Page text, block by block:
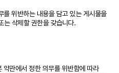
를 위반하는 내용을 담고 있는 게시물을
는 삭제할 권한을 갖습니다.
약관에서 정한 의무를 위반함에 따라